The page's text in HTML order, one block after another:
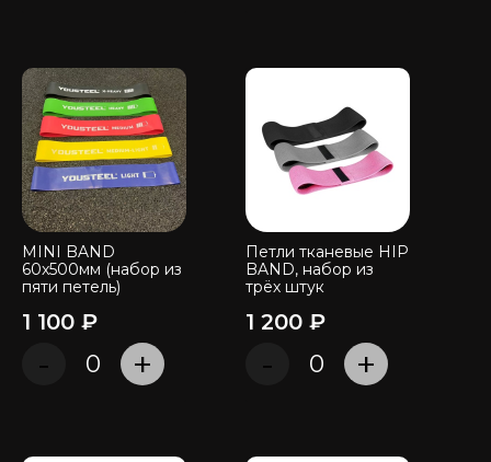
MINI BAND
60x500мм (набор из
пяти петель)
1 100 ₽
- +
Петли тканевые HIP
BAND, набор из
трёх штук
1 200 ₽
- +